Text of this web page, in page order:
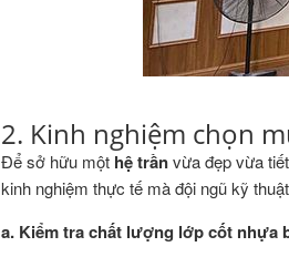
2. Kinh nghiệm chọn
Để sở hữu một hệ trầnvừa đẹp vừa
kinh nghiệm thực tế mà đội ngũ kỹ
a. Kiểm tra chất lượng lớp cốt nhựa